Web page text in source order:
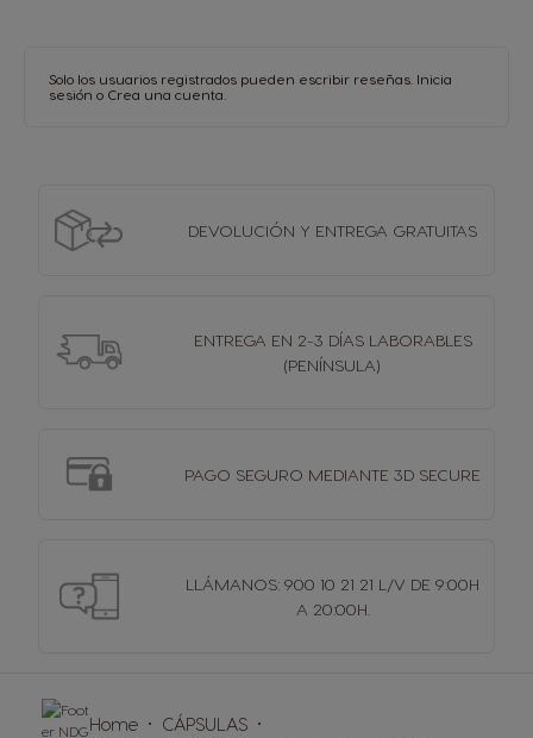
Solo los usuarios registrados pueden escribir reseñas. Inicia
sesión o Crea una cuenta
DEVOLUCIÓN Y ENTREGA GRATUITAS
ENTREGA EN 2-3 DÍAS LABORABLES
(PENÍNSULA)
PAGO SEGURO MEDIANTE 3D SECURE
LLÁMANOS: 900 10 21 21 L/V DE 9:00H
A 20:00H.
Home
CÁPSULAS